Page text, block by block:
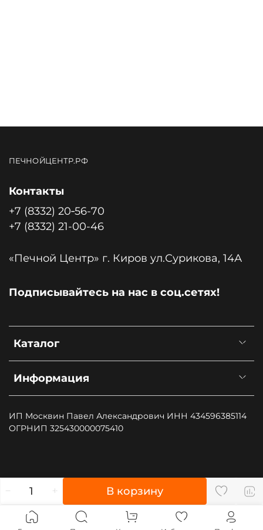
В корзину
ПЕЧНОЙЦЕНТР.РФ
Каталог
Информация
Контакты
+7 (8332) 20‑56-70
+7 (8332) 21-00-46
«Печной Центр» г. Киров ул.Сурикова, 14А
Подписывайтесь на нас в соц.сетях!
ИП Москвин Павел Александрович ИНН 434596385114
ОГРНИП 325430000075410
", type: "pageView", start: (new Date()).getTime()});
(function (d, w, id) { if (d.getElementById(id)) return; var
ts = d.createElement("script"); ts.type = "text/javascript";
ts.async = true; ts.id = id; ts.src = "https://top-